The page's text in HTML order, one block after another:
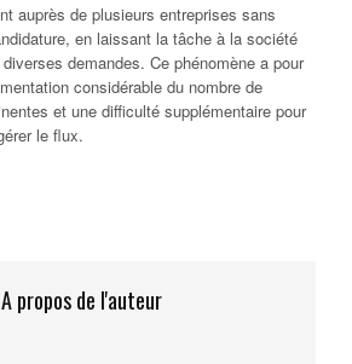
auprès de plusieurs entreprises sans
en laissant la tâche à la société
demandes. Ce phénomène a pour
considérable du nombre de
et une difficulté supplémentaire pour
le flux.
A propos de l'auteur